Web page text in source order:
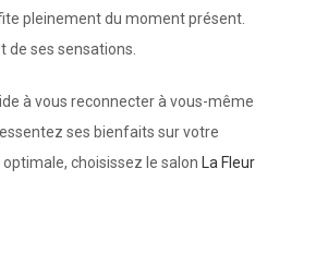
pleinement du moment présent.
ses sensations.
à vous reconnecter à vous-même
ses bienfaits sur votre
choisissez le salon
La Fleur